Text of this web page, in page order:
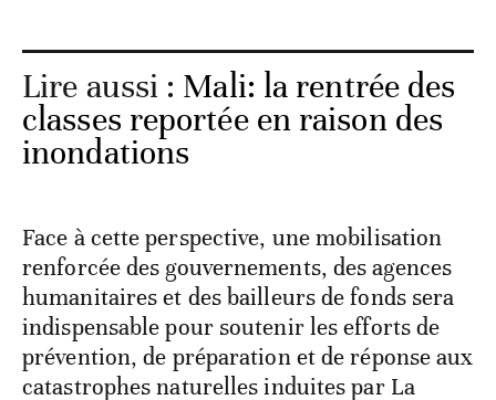
Lire aussi : Mali: la rentrée des
classes reportée en raison des
inondations
Face à cette perspective, une mobilisation
renforcée des gouvernements, des agences
humanitaires et des bailleurs de fonds sera
indispensable pour soutenir les efforts de
prévention, de préparation et de réponse aux
catastrophes naturelles induites par La